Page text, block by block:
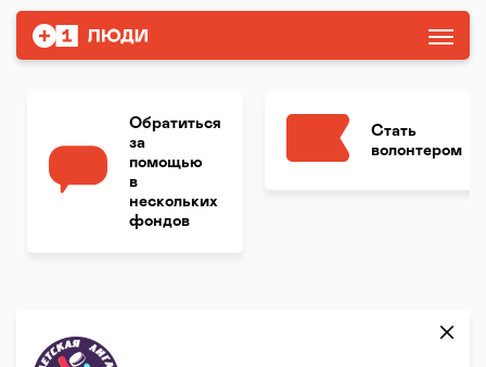
Обратиться
за
помощью
в
нескольких
фондов
Стать
волонтером